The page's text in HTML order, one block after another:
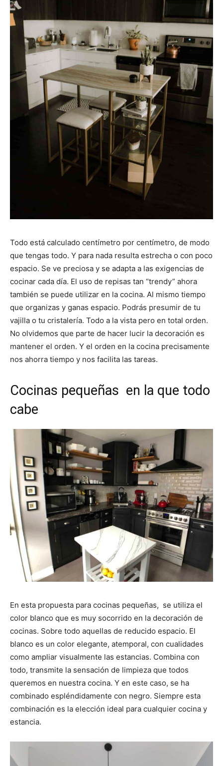
Todo está calculado centímetro por centímetro, de modo
que tengas todo. Y para nada resulta estrecha o con poco
espacio. Se ve preciosa y se adapta a las exigencias de
cocinar cada día. El uso de repisas tan “trendy” ahora
también se puede utilizar en la cocina. Al mismo tiempo
que organizas y ganas espacio. Podrás presumir de tu
vajilla o tu cristalería. Todo a la vista pero en total orden.
No olvidemos que parte de hacer lucir la decoración es
mantener el orden. Y el orden en la cocina precisamente
nos ahorra tiempo y nos facilita las tareas.
Cocinas pequeñas en la que todo
cabe
En esta propuesta para cocinas pequeñas, se utiliza el
color blanco que es muy socorrido en la decoración de
cocinas. Sobre todo aquellas de reducido espacio. El
blanco es un color elegante, atemporal, con cualidades
como ampliar visualmente las estancias. Combina con
todo, transmite la sensación de limpieza que todos
queremos en nuestra cocina. Y en este caso, se ha
combinado espléndidamente con negro. Siempre esta
combinación es la elección ideal para cualquier cocina y
estancia.